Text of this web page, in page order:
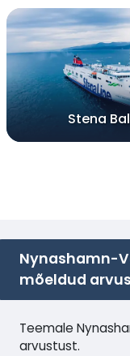
Stena
Nynashamn-
mõeldud
Teemale
arvustust.